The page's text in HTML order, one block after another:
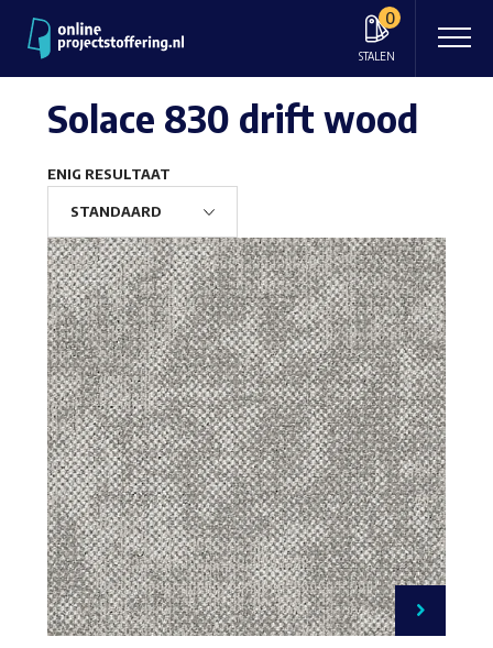
0
STALEN
Solace 830 drift wood
ENIG RESULTAAT